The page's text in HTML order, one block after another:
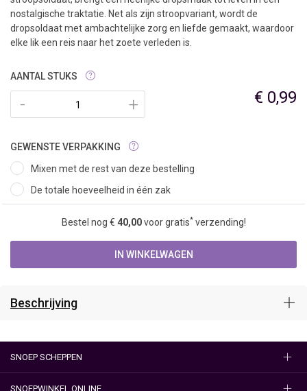
nostalgische traktatie. Net als zijn stroopvariant, wordt de
dropsoldaat met ambachtelijke zorg en liefde gemaakt, waardoor
elke lik een reis naar het zoete verleden is.
AANTAL STUKS
+
- € 0,99
GEWENSTE VERPAKKING
Mixen met de rest van deze bestelling
De totale hoeveelheid in één zak
Bestel nog € 40,00voor gratis*verzending!
IN WINKELWAGEN
Beschrijving
SNOEP SCHEPPEN
SNOEPWINKEL ONLINE